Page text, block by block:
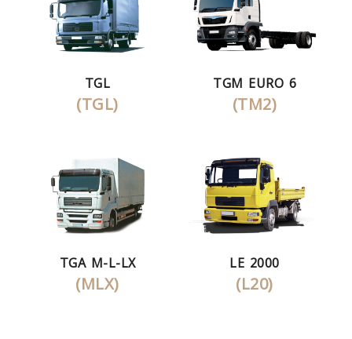
TGL
(TGL)
TGM EURO 6
(TM2)
TGA M-L-LX
(MLX)
LE 2000
(L20)